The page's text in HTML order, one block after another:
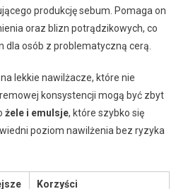
produkcję sebum. Pomaga on
oraz blizn potrądzikowych, co
dla osób z problematyczną cerą.
lekkie nawilżacze, które nie
konsystencji mogą być zbyt
żele i emulsje, które szybko się
poziom nawilżenia bez ryzyka
Korzyści